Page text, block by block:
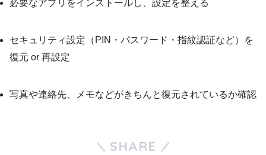
必要なアプリをインストールし、設定を整える
セキュリティ設定（PIN・パスワード・指紋認証など）を
復元 or 再設定
写真や連絡先、メモなどがきちんと復元されているか確認
SHARE